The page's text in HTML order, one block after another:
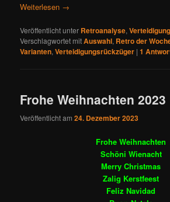
Weiterlesen →
Veröffentlicht unter Retroanalyse,
Verschlagwortet mitAuswahl, Retro der
Varianten,Verteidigungsrückzüger |1
Frohe Weihnachten 2023
Veröffentlicht am24. Dezember 2023
Frohe Weihnachten
Schöni Wienacht
Merry Christmas
Zalig Kerstfeest
Feliz Navidad